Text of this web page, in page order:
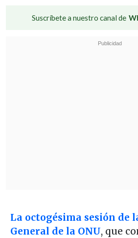
Suscríbete a nuestro canal de
La octogésima sesión de
General de la ONU, que